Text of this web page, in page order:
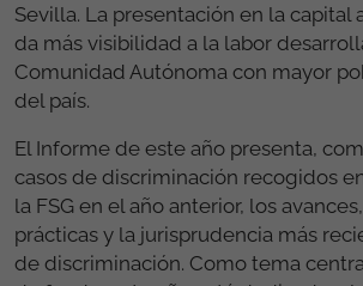
Sevilla. La presentación en la capital
da más visibilidad a la labor
Comunidad Autónoma con mayor
del país.
El Informe de este año presenta,
casos de discriminación recogidos
la FSG en el año anterior, los
prácticas y la jurisprudencia más
de discriminación. Como tema